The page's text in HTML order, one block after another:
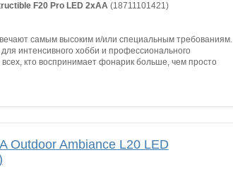
F20 Pro LED 2хАА (18711101421)
самым высоким и/или специальным требованиям.
интенсивного хобби и профессионального
кто воспринимает фонарик больше, чем просто
Outdoor Ambiance L20 LED